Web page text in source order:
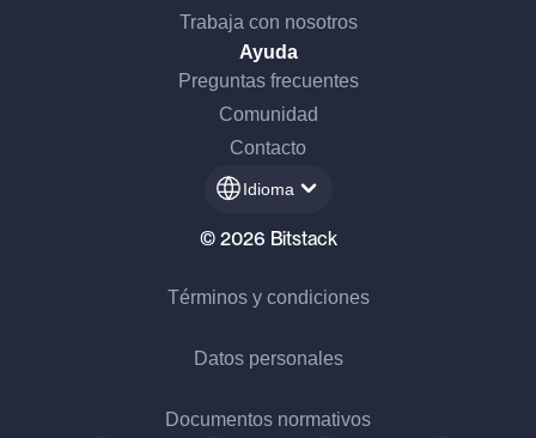
Trabaja con nosotros
Ayuda
Preguntas frecuentes
Comunidad
Contacto
Idioma
© 2026 Bitstack
Términos y condiciones
Datos personales
Documentos normativos